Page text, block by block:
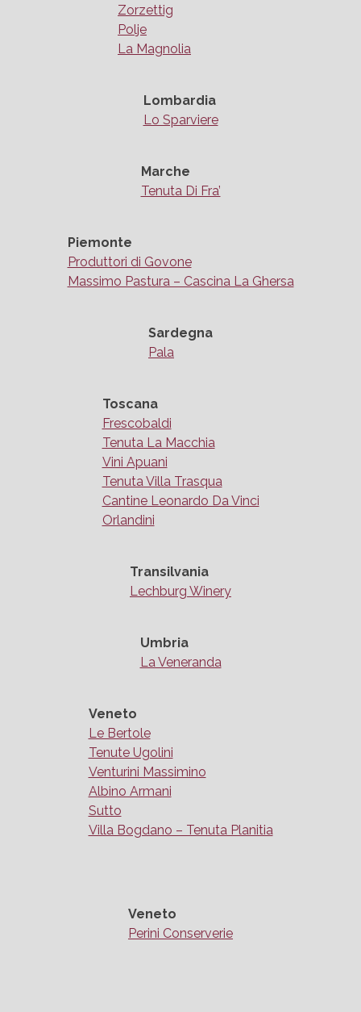
Zorzettig
Polje
La Magnolia
Lombardia
Lo Sparviere
Marche
Tenuta Di Fra’
Piemonte
Produttori di Govone
Massimo Pastura – Cascina La Ghersa
Sardegna
Pala
Toscana
Frescobaldi
Tenuta La Macchia
Vini Apuani
Tenuta Villa Trasqua
Cantine Leonardo Da Vinci
Orlandini
Transilvania
Lechburg Winery
Umbria
La Veneranda
Veneto
Le Bertole
Tenute Ugolini
Venturini Massimino
Albino Armani
Sutto
Villa Bogdano – Tenuta Planitia
Veneto
Perini Conserverie